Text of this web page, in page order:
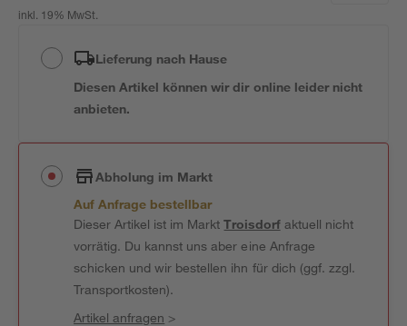
inkl. 19% MwSt.
Lieferung nach Hause
Diesen Artikel können wir dir online leider nicht
anbieten.
Abholung im Markt
Auf Anfrage bestellbar
Dieser Artikel ist im MarktTroisdorfaktuell nicht
vorrätig. Du kannst uns aber eine Anfrage
schicken und wir bestellen ihn für dich (ggf. zzgl.
Transportkosten).
Artikel anfragen >